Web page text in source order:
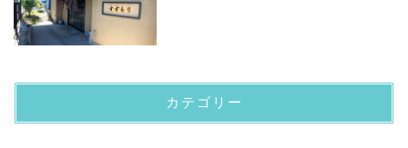
カテゴリー